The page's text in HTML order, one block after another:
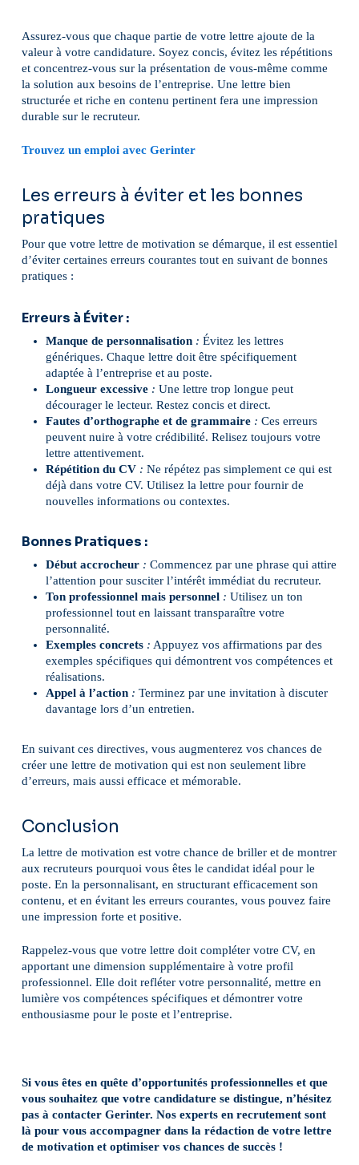
Assurez-vous que chaque partie de votre lettre ajoute de la
valeur à votre candidature. Soyez concis, évitez les répétitions
et concentrez-vous sur la présentation de vous-même comme
la solution aux besoins de l’entreprise. Une lettre bien
structurée et riche en contenu pertinent fera une impression
durable sur le recruteur.
Trouvez un emploi avec Gerinter
Les erreurs à éviter et les bonnes
pratiques
Pour que votre lettre de motivation se démarque, il est essentiel
d’éviter certaines erreurs courantes tout en suivant de bonnes
pratiques :
Erreurs à Éviter :
Manque de personnalisation: Évitez les lettres
génériques. Chaque lettre doit être spécifiquement
adaptée à l’entreprise et au poste.
Longueur excessive: Une lettre trop longue peut
décourager le lecteur. Restez concis et direct.
Fautes d’orthographe et de grammaire: Ces erreurs
peuvent nuire à votre crédibilité. Relisez toujours votre
lettre attentivement.
Répétition du CV: Ne répétez pas simplement ce qui est
déjà dans votre CV. Utilisez la lettre pour fournir de
nouvelles informations ou contextes.
Bonnes Pratiques :
Début accrocheur: Commencez par une phrase qui attire
l’attention pour susciter l’intérêt immédiat du recruteur.
Ton professionnel mais personnel: Utilisez un ton
professionnel tout en laissant transparaître votre
personnalité.
Exemples concrets: Appuyez vos affirmations par des
exemples spécifiques qui démontrent vos compétences et
réalisations.
Appel à l’action: Terminez par une invitation à discuter
davantage lors d’un entretien.
En suivant ces directives, vous augmenterez vos chances de
créer une lettre de motivation qui est non seulement libre
d’erreurs, mais aussi efficace et mémorable.
Conclusion
La lettre de motivation est votre chance de briller et de montrer
aux recruteurs pourquoi vous êtes le candidat idéal pour le
poste. En la personnalisant, en structurant efficacement son
contenu, et en évitant les erreurs courantes, vous pouvez faire
une impression forte et positive.
Rappelez-vous que votre lettre doit compléter votre CV, en
apportant une dimension supplémentaire à votre profil
professionnel. Elle doit refléter votre personnalité, mettre en
lumière vos compétences spécifiques et démontrer votre
enthousiasme pour le poste et l’entreprise.
Si vous êtes en quête d’opportunités professionnelles et que
vous souhaitez que votre candidature se distingue, n’hésitez
pas à contacter Gerinter. Nos experts en recrutement sont
là pour vous accompagner dans la rédaction de votre lettre
de motivation et optimiser vos chances de succès !